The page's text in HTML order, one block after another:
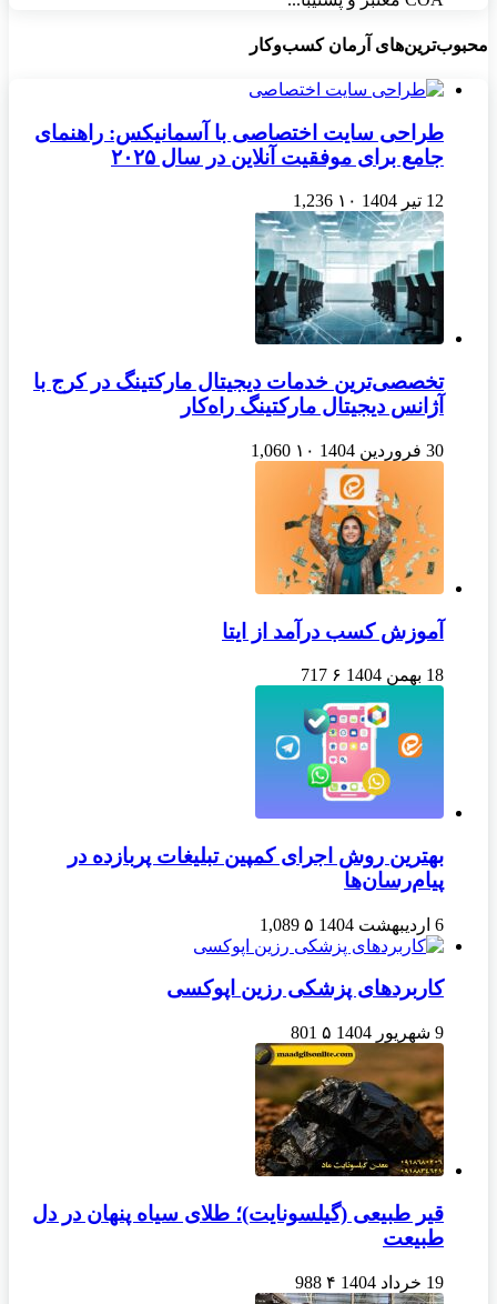
محبوب‌ترین‌های آرمان کسب‌وکار
طراحی سایت اختصاصی با آسمانیکس: راهنمای
جامع برای موفقیت آنلاین در سال ۲۰۲۵
12 تیر 1404 ۱۰ 1,236
تخصصی‌ترین خدمات دیجیتال مارکتینگ در کرج با
آژانس دیجیتال مارکتینگ راه‌کار
30 فروردین 1404 ۱۰ 1,060
آموزش کسب درآمد از ایتا
18 بهمن 1404 ۶ 717
بهترین روش اجرای کمپین تبلیغات پربازده در
پیام‌رسان‌ها
6 اردیبهشت 1404 ۵ 1,089
کاربردهای پزشکی رزین اپوکسی
9 شهریور 1404 ۵ 801
قیر طبیعی (گیلسونایت)؛ طلای سیاه پنهان در دل
طبیعت
19 خرداد 1404 ۴ 988